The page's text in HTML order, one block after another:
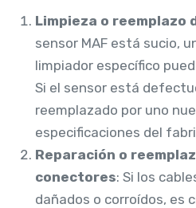
Limpieza o reemplazo
sensor MAF está sucio,
limpiador específico
Si el sensor está
reemplazado por uno
especificaciones del
Reparación o
conectores: Si los
dañados o corroídos, es